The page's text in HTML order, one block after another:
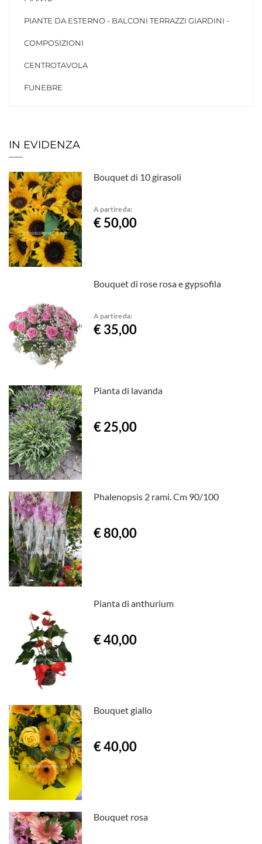
PIANTE DA ESTERNO - BALCONI TERRAZZI GIARDINI -
COMPOSIZIONI
CENTROTAVOLA
FUNEBRE
IN EVIDENZA
Bouquet di 10 girasoli
A partire da:
€ 50,00
Bouquet di rose rosa e gypsofila
A partire da:
€ 35,00
Pianta di lavanda
€ 25,00
Phalenopsis 2 rami. Cm 90/100
€ 80,00
Pianta di anthurium
€ 40,00
Bouquet giallo
€ 40,00
Bouquet rosa